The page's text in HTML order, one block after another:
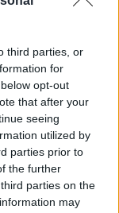
third parties, or
for
opt-out
that after your
seeing
utilized by
parties prior to
the further
parties on the
may
, kolege ,